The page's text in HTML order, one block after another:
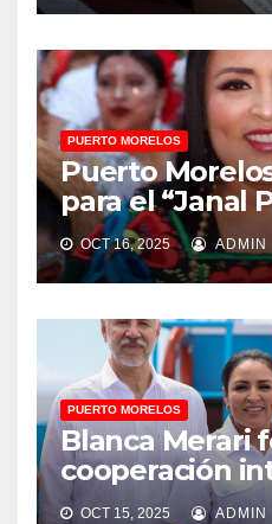
PUERTO MORELOS
Puerto
para el “Janal
OCT 16, 2025 ADMIN
PUERTO MORELOS
Blanca Merari
cooperación
OCT 15, 2025 ADMIN